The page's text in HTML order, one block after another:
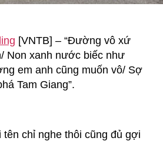
[VNTB] – “Đường vô xứ
Non xanh nước biếc như
em anh cũng muốn vô/ Sợ
Tam Giang”.
tên chỉ nghe thôi cũng đủ gợi